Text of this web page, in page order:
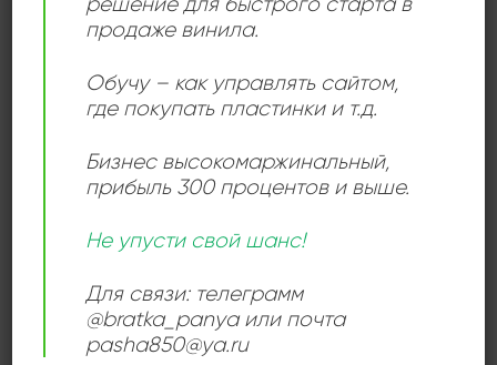
Hungarian Songs (Kondor Ernö Dalai)!
ДЕТАЛИ
Qualiton
СОСТОЯНИЕ
продаже винила.
Обучу – как управлять сайтом,
где покупать пластинки и т.д.
Бизнес высокомаржинальный,
прибыль 300 процентов и выше.
Не упусти свой шанс!
Для связи: телеграмм
@bratka_panya или почта
pasha850@ya.ru